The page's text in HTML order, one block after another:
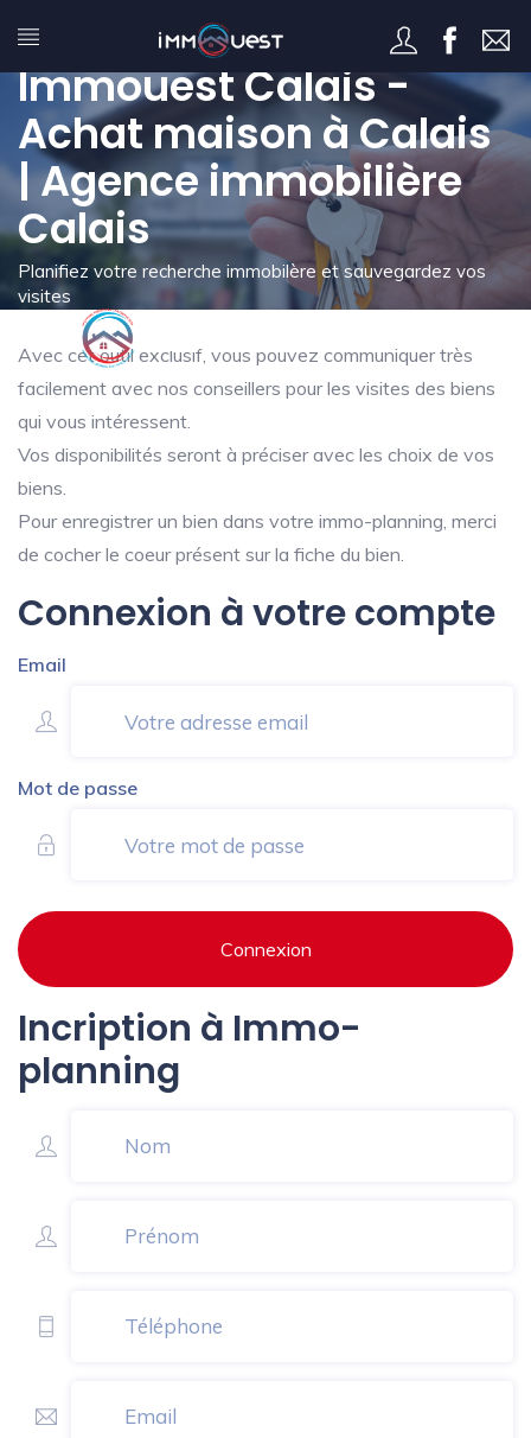
Mon immo-planning -
Immouest Calais -
Achat maison à Calais
| Agence immobilière
Calais
Planifiez votre recherche immobilère et sauvegardez vos
visites
Avec cet outil exclusif, vous pouvez communiquer très
facilement avec nos conseillers pour les visites des biens
qui vous intéressent.
Vos disponibilités seront à préciser avec les choix de vos
biens.
Pour enregistrer un bien dans votre immo-planning, merci
de cocher le coeur présent sur la fiche du bien.
Connexion à votre compte
Email
Mot de passe
Connexion
Incription à Immo-
planning